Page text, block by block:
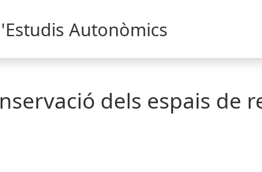
Autonòmics
dels espais de